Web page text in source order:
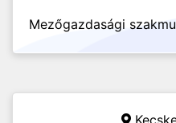
Mezőgazdasági